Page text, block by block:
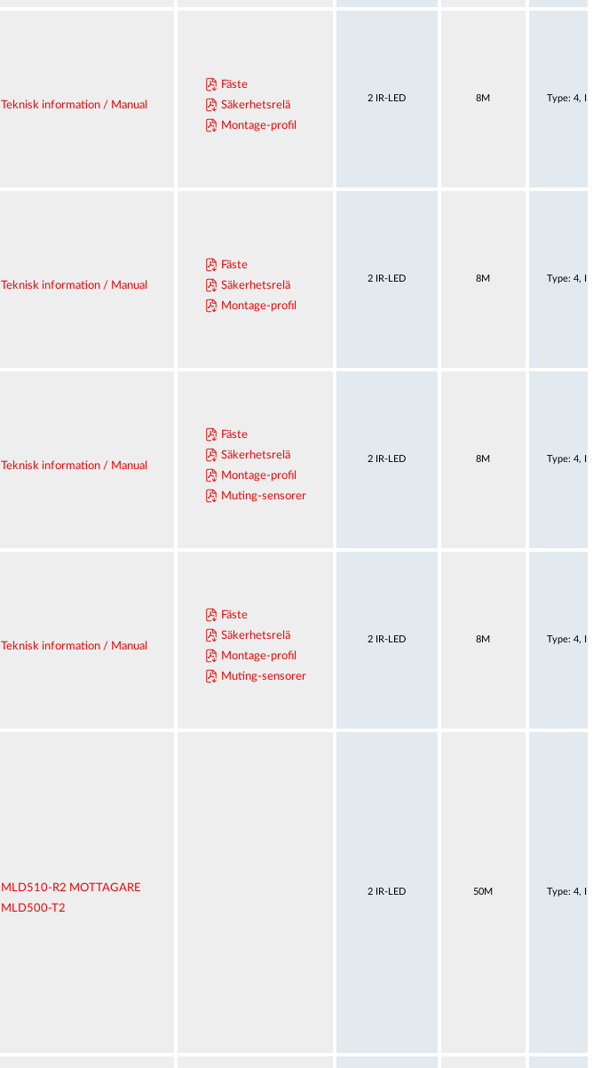
Teknisk information / Manual
Fäste
Säkerhetsrelä
Montage-profil
2 IR-LED 8M Type: 4,
Teknisk information / Manual
Fäste
Säkerhetsrelä
Montage-profil
2 IR-LED 8M Type: 4,
Teknisk information / Manual
Fäste
Säkerhetsrelä
Montage-profil
Muting-sensorer
2 IR-LED 8M Type: 4,
Teknisk information / Manual
Fäste
Säkerhetsrelä
Montage-profil
Muting-sensorer
2 IR-LED 8M Type: 4,
MLD510-R2 MOTTAGARE
MLD500-T2
2 IR-LED 50M Type: 4,